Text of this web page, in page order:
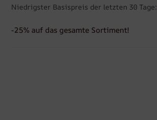
Niedrigster Basispreis der letzten 30 Tage:
-25% auf das gesamte Sortiment!